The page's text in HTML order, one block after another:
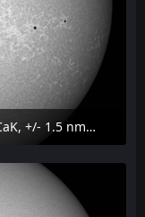
Sonne im UV-Bereich ( um 393.3 nm, CaK, +/- 1.5 nm) am 29. Juli 2026 um 09:50 MESZ